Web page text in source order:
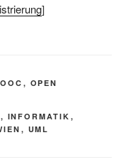
]
, OPEN
, INFORMATIK ,
, UML